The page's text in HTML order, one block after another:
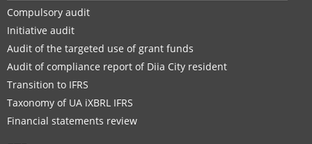
Compulsory audit
Initiative audit
Audit of the targeted use of grant funds
Audit of compliance report of Diia City resident
Transition to IFRS
Taxonomy of UA іXBRL IFRS
Financial statements review